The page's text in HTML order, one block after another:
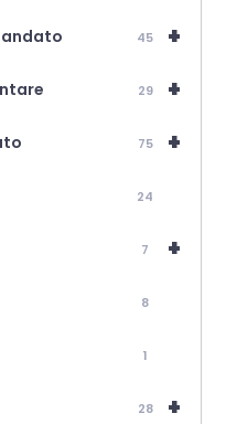
+
45
+
29
+
75
24
+
7
8
1
+
28